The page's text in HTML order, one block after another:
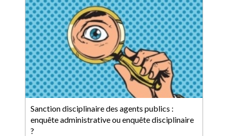
Sanction disciplinaire des agents publics :
enquête administrative ou enquête disciplinaire
?